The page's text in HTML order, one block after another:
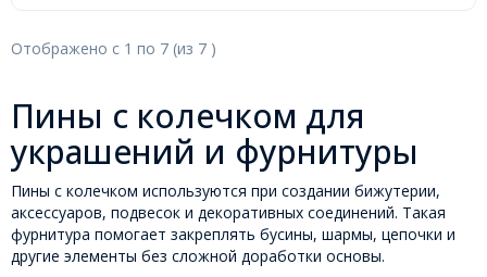
Отображено с 1 по 7 (из 7 )
Пины с колечком для
украшений и фурнитуры
Пины с колечком используются при создании бижутерии,
аксессуаров, подвесок и декоративных соединений. Такая
фурнитура помогает закреплять бусины, шармы, цепочки и
другие элементы без сложной доработки основы.